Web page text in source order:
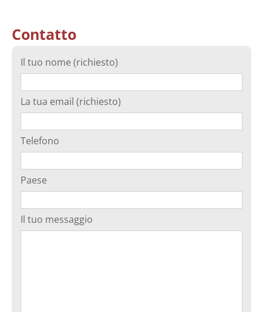
Contatto
Il tuo nome (richiesto)
La tua email (richiesto)
Telefono
Paese
Il tuo messaggio